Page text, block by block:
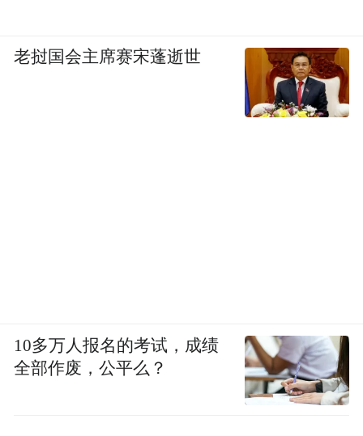
老挝国会主席赛宋蓬逝世
10多万人报名的考试，成绩
全部作废，公平么？